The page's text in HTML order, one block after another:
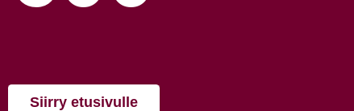
Siirry etusivulle